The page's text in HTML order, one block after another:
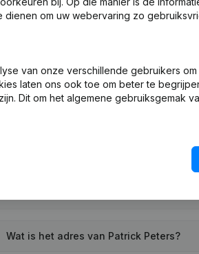
is het KVK-nummer van Patrick Peters?
Wat is het adres van Patrick Peters?
om uw webervaring zo
van onze verschillende gebruikers
laten ons ook toe om beter te
Dit om het algemene gebruiksgemak